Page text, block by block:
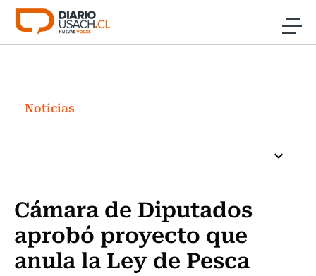
Click acá para ir directamente al contenido
Investigación
Cultura
Programas Radio y TV Usach
Noticias
Cámara de Diputados
aprobó proyecto que
anula la Ley de Pesca